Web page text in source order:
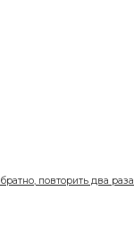
повторить два раза